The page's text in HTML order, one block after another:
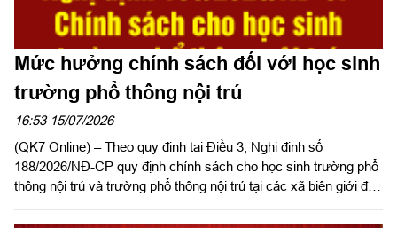
Mức hưởng chính sách đối với học sinh
trường phổ thông nội trú
16:53 15/07/2026
(QK7 Online) – Theo quy định tại Điều 3, Nghị định số
188/2026/NĐ-CP quy định chính sách cho học sinh trường phổ
thông nội trú và trường phổ thông nội trú tại các xã biên giới đất